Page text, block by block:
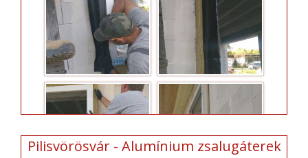
Pilisvörösvár - Alumínium zsalugáterek